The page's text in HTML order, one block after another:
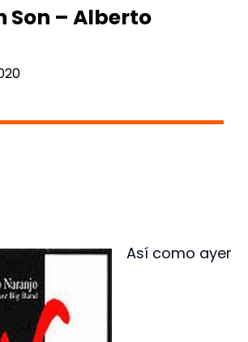
Son – Alberto
Así como ayer